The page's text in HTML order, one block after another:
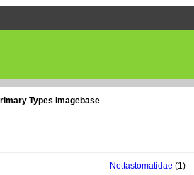
Types Imagebase
Nettastomatidae (1)